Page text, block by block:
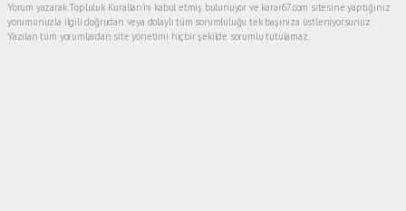
Yorum yazarak Topluluk Kuralları’nı kabul etmiş bulunuyor ve karar67.com sitesine yaptığınız
yorumunuzla ilgili doğrudan veya dolaylı tüm sorumluluğu tek başınıza üstleniyorsunuz.
Yazılan tüm yorumlardan site yönetimi hiçbir şekilde sorumlu tutulamaz.